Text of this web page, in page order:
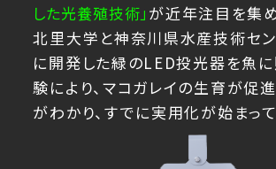
お問い合わせ
VFHY1104P、LLF0111A、ULR4B、SL035
した光養殖技術」 が近年注目を集
北里大学と神奈川県水産技術セ
に開発した緑のLED投光器を魚
験により、マコガレイの生育が促
がわかり、すでに実用化が始まって